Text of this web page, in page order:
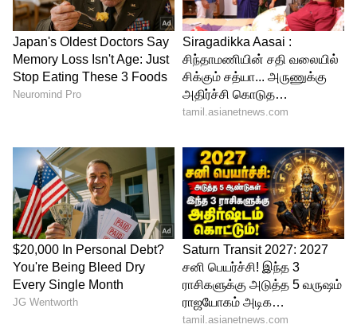
கூடாது.! ஆரோக்கியமான காலை உணவு
எது?
3
3
Image Credit :Freepik
உடற்பயிற்சியுடன் சமச்சீர் உணவு
உடற்பயிற்சியுடன் சமச்சீர் உணவும் சமமாக
முக்கியம். புரதம், கால்சியம், வைட்டமின் டி
நிறைந்த உணவு, போதிய தூக்கம் மற்றும்
மனஅழுத்த கட்டுப்பாடு ஆகியவை